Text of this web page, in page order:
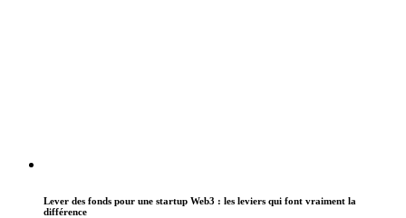
Lever des fonds pour une startup Web3 : les leviers qui font vraiment la
différence